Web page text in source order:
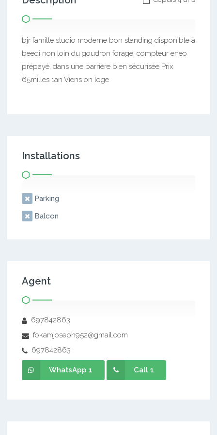
bjr famille studio moderne bon standing disponible à
beedi non loin du goudron forage, compteur eneo
prépayé, dans une barrière bien sécurisée Prix
65milles 1an Viens on loge
Installations
Parking
Balcon
Agent
697842863
fokamjoseph952@gmail.com
697842863
WhatsApp 1 Call 1